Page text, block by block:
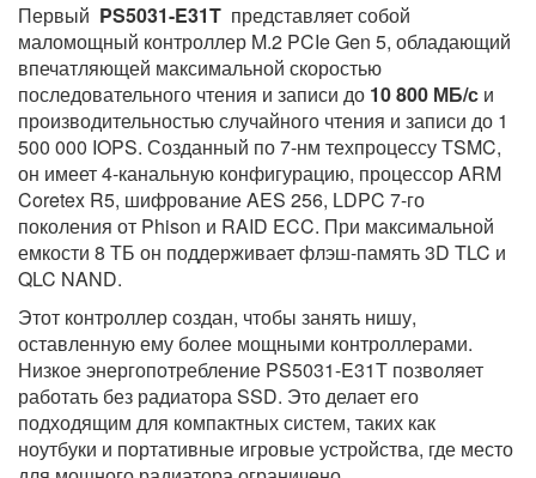
Первый PS5031-E31T представляет собой
маломощный контроллер M.2 PCIe Gen 5, обладающий
впечатляющей максимальной скоростью
последовательного чтения и записи до 10 800 МБ/с и
производительностью случайного чтения и записи до 1
500 000 IOPS. Созданный по 7-нм техпроцессу TSMC,
он имеет 4-канальную конфигурацию, процессор ARM
Coretex R5, шифрование AES 256, LDPC 7-го
поколения от Phison и RAID ECC. При максимальной
емкости 8 ТБ он поддерживает флэш-память 3D TLC и
QLC NAND.
Этот контроллер создан, чтобы занять нишу,
оставленную ему более мощными контроллерами.
Низкое энергопотребление PS5031-E31T позволяет
работать без радиатора SSD. Это делает его
подходящим для компактных систем, таких как
ноутбуки и портативные игровые устройства, где место